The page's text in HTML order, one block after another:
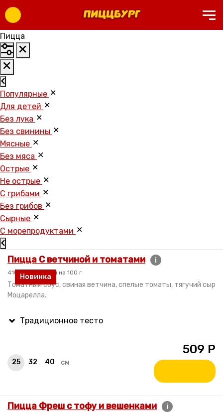
Пицца
Популярные
Для детей
Без лука
Без свинины
Мясные
Без мяса
Острые
Не острые
С грибами
Без грибов
Cырные
C морепродуктами
Новинка
Пицца С ветчиной и томатами i
410 гр. / 210 ккал на 100 г
Томатный соус, свиная ветчина, спелые томаты, тягучий сыр
Моцарелла.
25 32 40 см
509 Р
Пицца Фреш с тофу и вешенками i